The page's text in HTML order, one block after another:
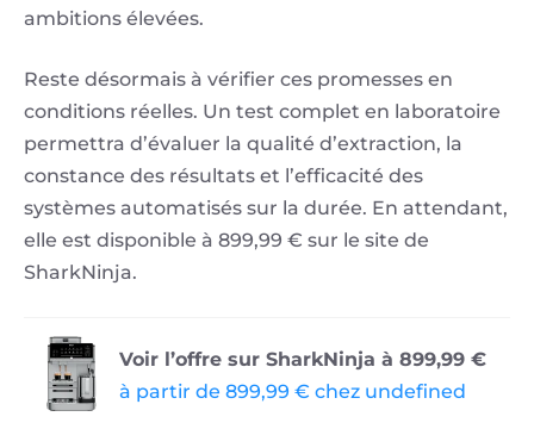
ambitions élevées.
Reste désormais à vérifier ces promesses en
conditions réelles. Un test complet en laboratoire
permettra d’évaluer la qualité d’extraction, la
constance des résultats et l’efficacité des
systèmes automatisés sur la durée. En attendant,
elle est disponible à 899,99 € sur le site de
SharkNinja.
Voir l’offre sur SharkNinja à 899,99 €
à partir de 899,99 € chez undefined